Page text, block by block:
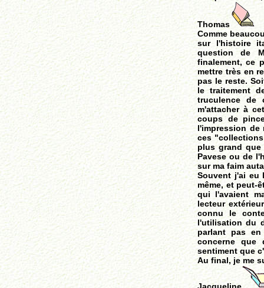
Thomas
Comme
sur l'histoire
question de
finalement, ce
mettre très en
pas le reste.
le traitement
truculence de
m'attacher à
coups de
l'impression
ces
plus grand que
Pavese ou de
sur ma faim
Souvent j'ai eu
même, et peut-
qui l'avaient
lecteur
connu le
l'utilisation du
parlant pas
concerne que
sentiment que
Au final, je me